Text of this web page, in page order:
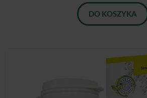
DO KOSZYKA